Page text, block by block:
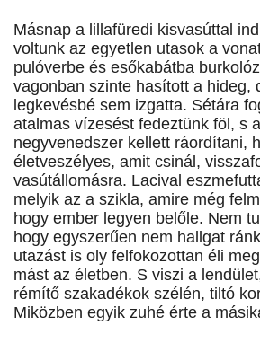
Másnap a lillafüredi kisvasúttal
voltunk az egyetlen utasok a
pulóverbe és esőkabátba
vagonban szinte hasított a hideg,
legkevésbé sem izgatta. Sétára
atalmas vízesést fedeztünk föl, s
negyvenedszer kellett ráordítani,
életveszélyes, amit csinál,
vasútállomásra. Lacival
melyik az a szikla, amire még
hogy ember legyen belőle. Nem
hogy egyszerűen nem hallgat
utazást is oly felfokozottan éli
mást az életben. S viszi a
rémítő szakadékok szélén, tiltó
Miközben egyik zuhé érte a